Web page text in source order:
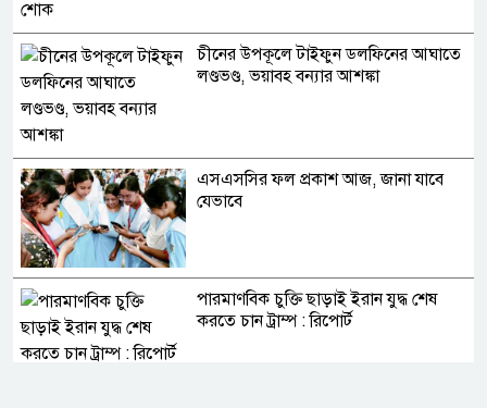
চীনের উপকূলে টাইফুন ডলফিনের আঘাতে
লণ্ডভণ্ড, ভয়াবহ বন্যার আশঙ্কা
এসএসসির ফল প্রকাশ আজ, জানা যাবে
যেভাবে
পারমাণবিক চুক্তি ছাড়াই ইরান যুদ্ধ শেষ
করতে চান ট্রাম্প : রিপোর্ট